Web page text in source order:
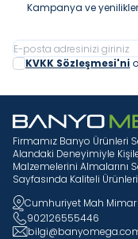
Kampanya ve
KVKK Sözleşmesi'ni
Firmamız Banyo Ürünleri
Alandaki Deneyimiyle
Malzemelerini Almalarını
Sayfasında Kaliteli
Cumhuriyet Mah
902126555446